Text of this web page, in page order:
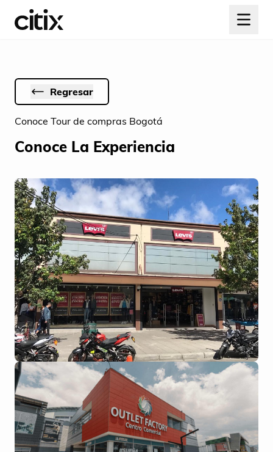
Conoce Tour de compras Bogotá
Regresar
Conoce La Experiencia